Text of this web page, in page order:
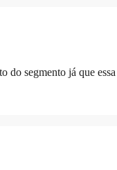
do segmento já que